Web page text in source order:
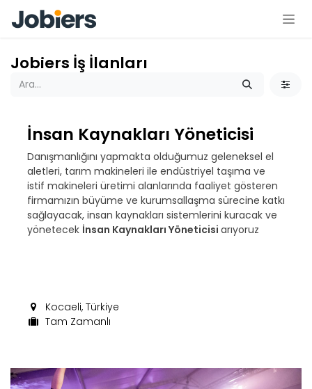
İçereği Atla
Jobiers İş İlanları
İnsan Kaynakları Yöneticisi
Danışmanlığını yapmakta olduğumuz geleneksel el
aletleri, tarım makineleri ile endüstriyel taşıma ve
istif makineleri üretimi alanlarında faaliyet gösteren
firmamızın büyüme ve kurumsallaşma sürecine katkı
sağlayacak, insan kaynakları sistemlerini kuracak ve
yönetecek İnsan Kaynakları Yöneticisi arıyoruz
Kocaeli, Türkiye
Tam Zamanlı